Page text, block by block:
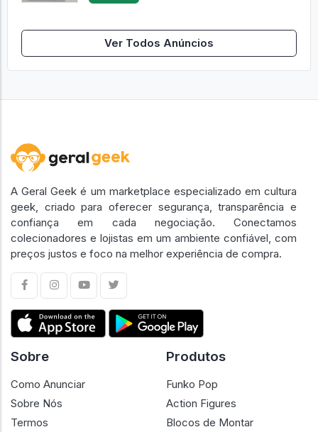
Ver Todos Anúncios
A Geral Geek é um marketplace especializado em cultura
geek, criado para oferecer segurança, transparência e
confiança em cada negociação. Conectamos
colecionadores e lojistas em um ambiente confiável, com
preços justos e foco na melhor experiência de compra.
Sobre
Como Anunciar
Sobre Nós
Termos
Produtos
Funko Pop
Action Figures
Blocos de Montar